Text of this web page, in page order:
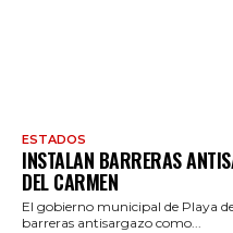
ESTADOS
INSTALAN BARRERAS
DEL CARMEN
El gobierno municipal de Playa
barreras antisargazo como...